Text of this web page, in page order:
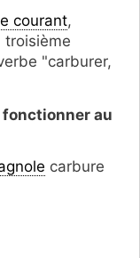
courant,
troisième
"carburer,
fonctionner au
carbure